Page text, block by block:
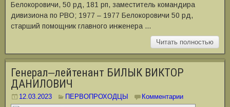
Белокоровичи, 50 рд, 181 рп, заместитель командира
дивизиона по РВО; 1977 – 1977 Белокоровичи 50 рд,
старший помощник главного инженера …
Читать полностью
Генерал‒лейтенант БИЛЫК ВИКТОР
ДАНИЛОВИЧ
12.03.2023 ПЕРВОПРОХОДЦЫ Комментарии